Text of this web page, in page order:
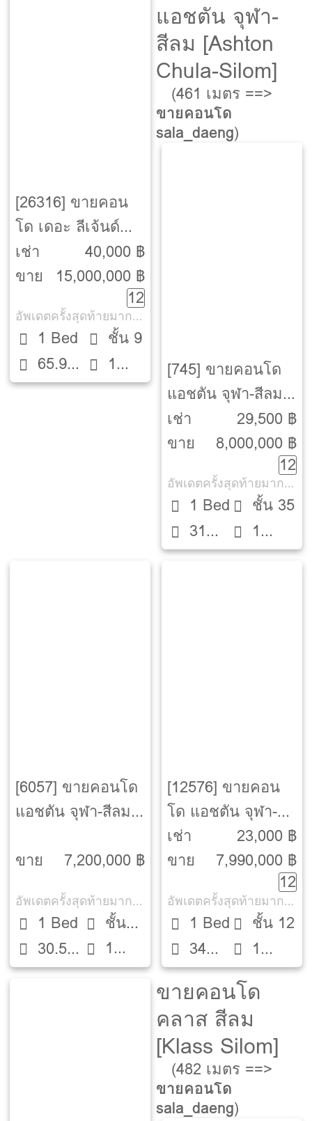
[26316] ขายคอน
โด เดอะ ลีเจ้นด์
ศาลาแดง [The
Legend
เช่า
40,000 ฿
ขาย
15,000,000 ฿
12
อัพเดตครั้งสุดท้ายมากกว่า 30 วัน
1 Bed
65.92
ตรม.
ชั้น 9
1
ห้องน้ำ
แอชตัน จุฬา-
สีลม [Ashton
Chula-Silom]
(461 เมตร ==>
ขายคอนโด
sala_daeng)
[745] ขายคอนโด
แอชตัน จุฬา-สีลม
[Ashton Chula-
Silom]
เช่า
29,500 ฿
ขาย
8,000,000 ฿
12
อัพเดตครั้งสุดท้ายมากกว่า 30 วัน
1 Bed
31
ตรม.
ชั้น 35
1
ห้องน้ำ
[6057] ขายคอนโด
แอชตัน จุฬา-สีลม
Silom]
ขาย 7,200,000 ฿
อัพเดตครั้งสุดท้ายมากกว่า 30 วัน
1 Bed
30.5
ตรม.
ชั้น
12 1
ห้องน้ำ
[12576] ขายคอน
โด แอชตัน จุฬา-
สีลม [Ashton
Chula-Silom]
เช่า
23,000 ฿
ขาย
7,990,000 ฿
12
อัพเดตครั้งสุดท้ายมากกว่า 30 วัน
1 Bed
34
ตรม.
ชั้น 12
1
ห้องน้ำ
ขายคอนโด
คลาส สีลม
[Klass Silom]
(482 เมตร ==>
ขายคอนโด
sala_daeng)